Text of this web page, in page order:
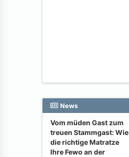
News
Vom müden Gast zum
treuen Stammgast: Wie
die richtige Matratze
Ihre Fewo an der